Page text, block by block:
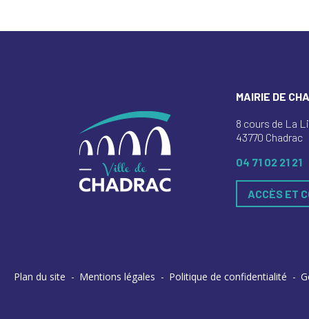
MAIRIE DE
8 cours de La
43770 Chadrac
04 71 02 21 21
ACCÈS ET
Plan du site Mentions légales Politique de confidentialité